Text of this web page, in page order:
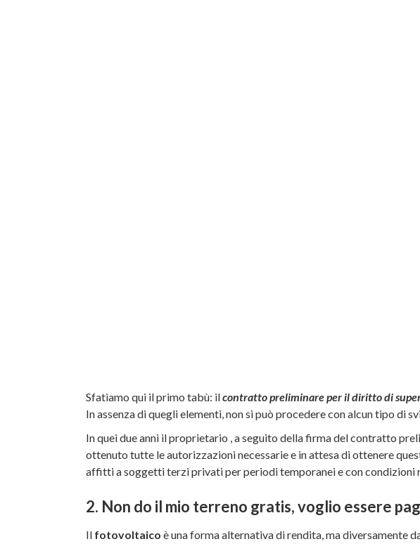
Sfatiamo qui il primo tabù: ilcontratto preliminare per il diritto di
In assenza di quegli elementi, non si può procedere con alcun tipo di
In quei due anni il proprietario , a seguito della firma del contratto
ottenuto tutte le autorizzazioni necessarie e in attesa di ottenere
affitti a soggetti terzi privati per periodi temporanei e con condizioni
2. Non do il mio terreno gratis, voglio essere
Il fotovoltaico è una forma alternativa di rendita, ma diversamente